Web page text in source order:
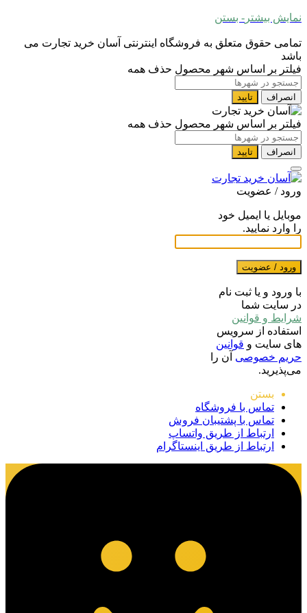
نمایش بیشتر - بستن
تمامی حقوق متعلق به فروشگاه اینترنتی آسان خرید تجارت می
باشد
فیلتر بر اساس شهر محصول حذف همه
انصراف تایید
فیلتر بر اساس شهر محصول حذف همه
انصراف تایید
ورود / عضویت
موبایل یا ایمیل خود
را وارد نمایید.
ورود / عضویت
با ورود و یا ثبت نام
در سایت شما
شرایط و قوانین
استفاده از سرویس
های سایت و قوانین
حریم خصوصی آن را
می‌پذیرید.
بستن
تماس با فروشگاه
تماس با پشتیبان فروش
ارتباط از طریق واتساپ
ارتباط از طریق اینستاگرام